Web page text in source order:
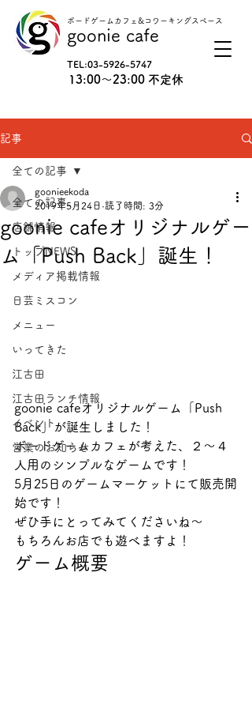
ボードゲームカフェ&コワーキングスペース
goonie cafe
TEL:03-5926-5747
13:00〜23:00 不定休
記事
全ての記事
店舗情報
トップNEWS
メディア掲載情報
日芸ミスコン
メニュー
いってきた
江古田
江古田ランチ情報
イベント
営業のお知らせ
全ての記事
goonie cafeオリジナルゲー
ム「Push Back」誕生！
goonieekoda
2019年5月24日 読了時間: 3分
goonie cafeオリジナルゲーム「Push
Back」が誕生しました！
ボードゲームカフェが考えた、２〜４
人用のシンプルなゲームです！
5月25日のゲームマーケットにて販売開
始です！
ぜひ手にとってみてくださいね〜
もちろんお店でも遊べますよ！
ゲーム概要